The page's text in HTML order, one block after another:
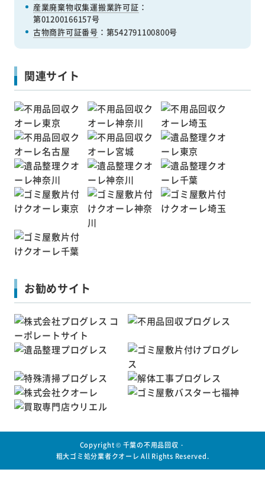
産業廃棄物収集運搬業許可証 ：
第01200166157号
古物商許可証番号 ：第542791100800号
関連サイト
お勧めサイト
Copyright © 千葉の不用品回収・
粗大ゴミ処分業者クオーレ All Rights Reserved.